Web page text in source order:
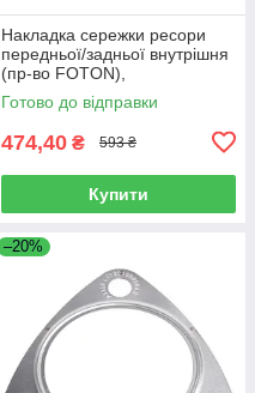
Накладка сережки ресори
передньої/задньої внутрішня
(пр-во FOTON),
L1292150200A0
Готово до відправки
474,40 ₴ 593 ₴
Купити
–20%